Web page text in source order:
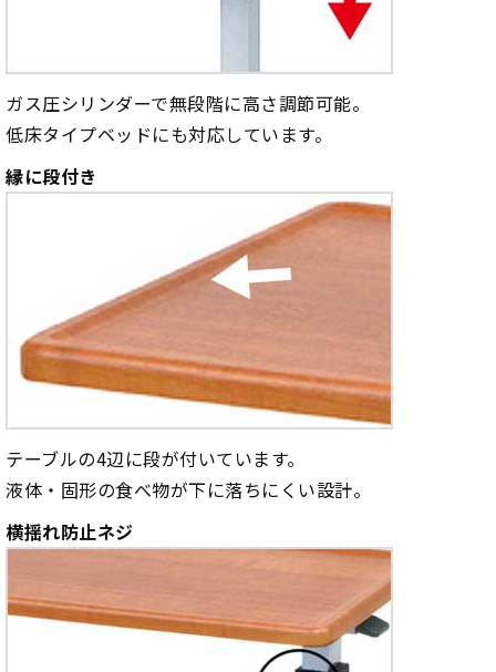
ガス圧シリンダーで無段階に高さ調節可能。
低床タイプベッドにも対応しています。
縁に段付き
テーブルの4辺に段が付いています。
液体・固形の食べ物が下に落ちにくい設計。
横揺れ防止ネジ